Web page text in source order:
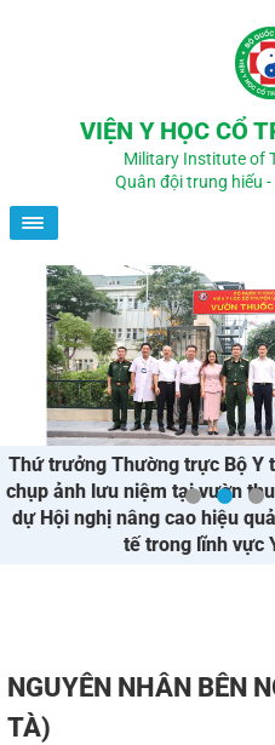
VIỆN Y HỌC CỔ
Military Institute of
Quân đội trung hiếu
Thứ trưởng Thường trực Bộ Y
chụp ảnh lưu niệm tại vườn
dự Hội nghị nâng cao hiệu
tế trong lĩnh vực
NGUYÊN NHÂN BÊN
TÀ)